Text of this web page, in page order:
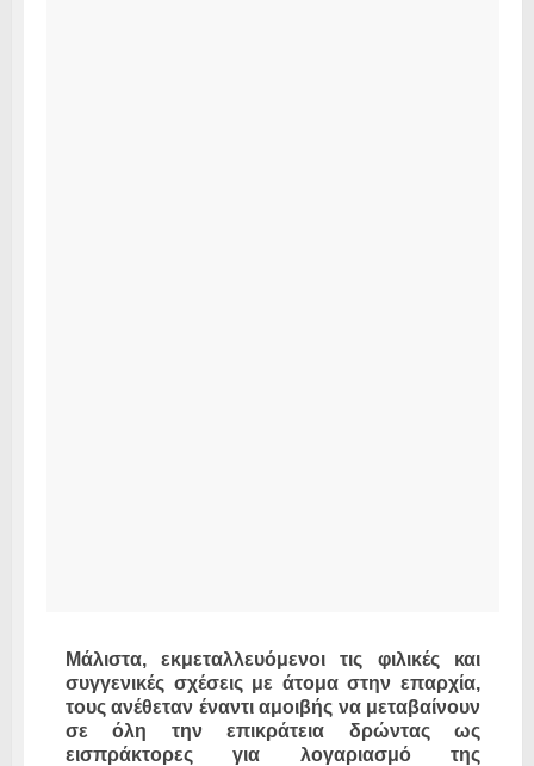
Μάλιστα, εκμεταλλευόμενοι τις φιλικές και
συγγενικές σχέσεις με άτομα στην επαρχία,
τους ανέθεταν έναντι αμοιβής να μεταβαίνουν
σε όλη την επικράτεια δρώντας ως
εισπράκτορες για λογαριασμό της